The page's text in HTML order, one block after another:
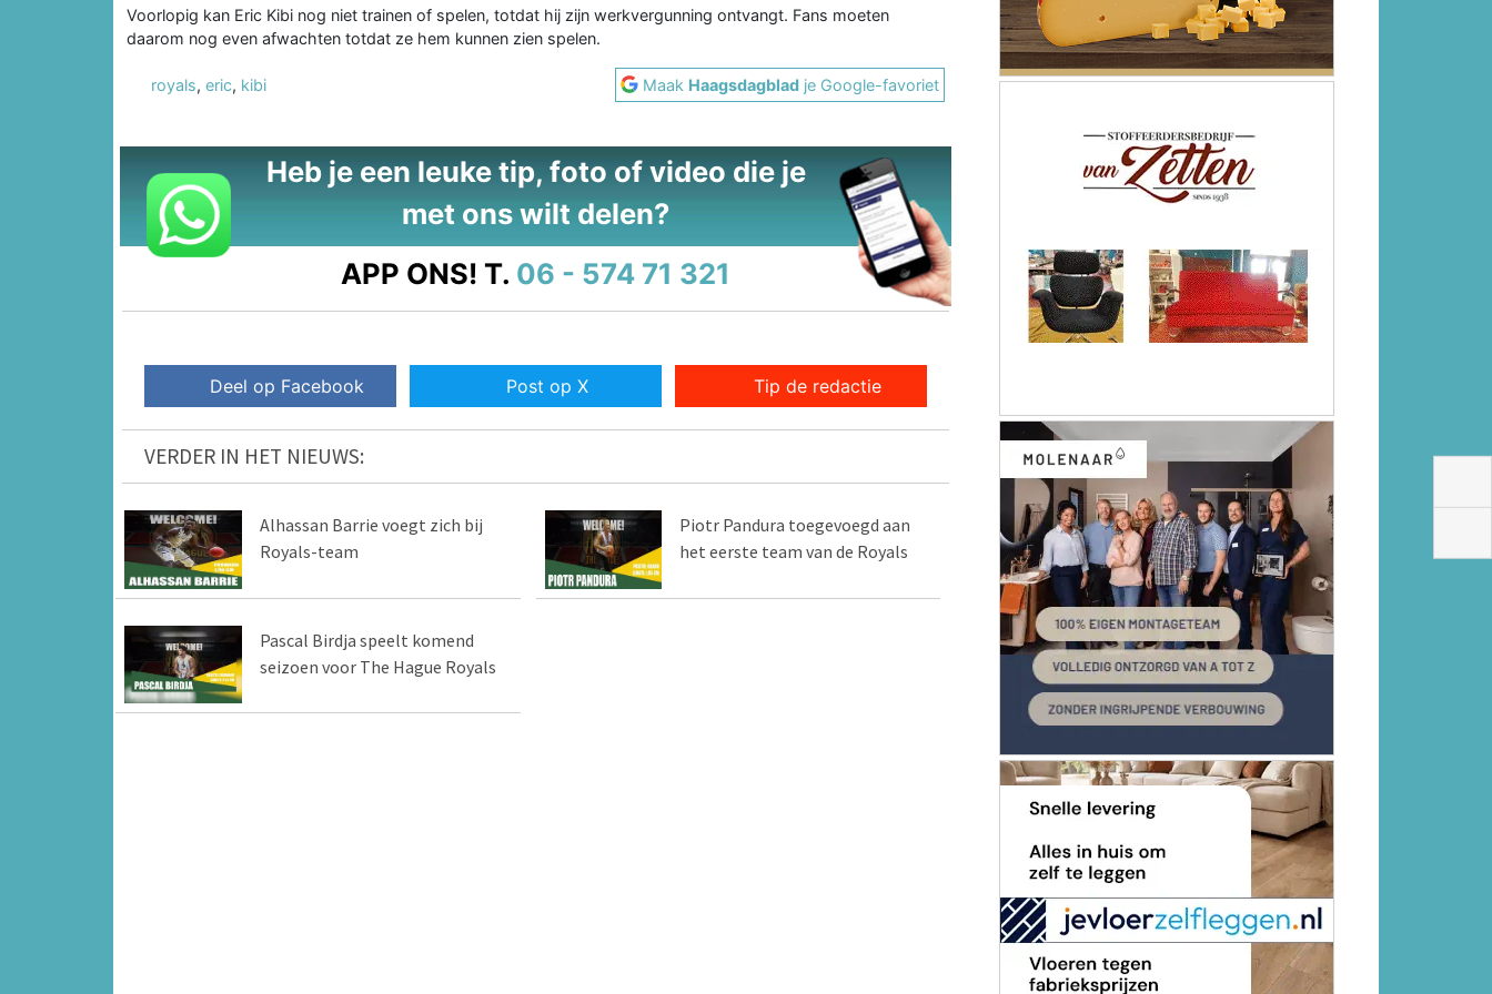
Voorlopig kan Eric Kibi nog niet trainen of spelen, totdat hij zijn werkvergunning ontvangt. Fans moeten
daarom nog even afwachten totdat ze hem kunnen zien spelen.
royals, eric, kibi Maak Haagsdagblad je Google-favoriet
Heb je een leuke tip, foto of video die je
met ons wilt delen?
APP ONS! T. 06 - 574 71 321
Deel op Facebook Post op X Tip de redactie
VERDER IN HET NIEUWS:
Alhassan Barrie voegt zich bij
Royals-team
Piotr Pandura toegevoegd aan
het eerste team van de Royals
Pascal Birdja speelt komend
seizoen voor The Hague Royals